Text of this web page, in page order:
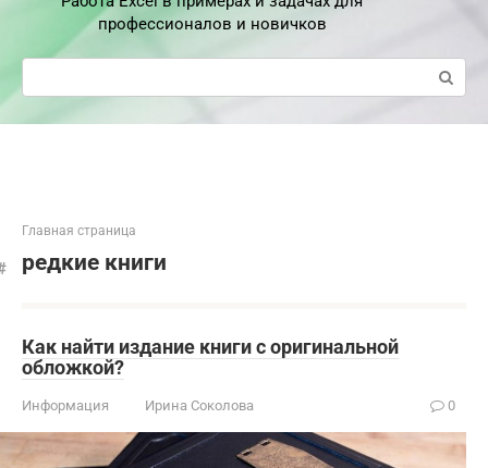
профессионалов и новичков
Поиск:
Главная страница
редкие книги
Как найти издание книги с оригинальной
обложкой?
Информация Ирина Соколова 0